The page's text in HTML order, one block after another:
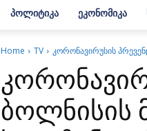
ᲞᲝᲚᲘᲢᲘᲙᲐ ᲔᲙᲝᲜᲝᲛᲘᲙᲐ
Home TV კორონავირუსის
ბოლნისის